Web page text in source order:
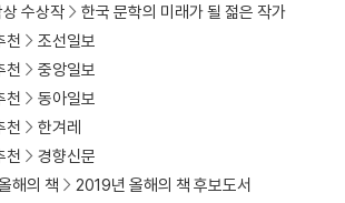
수상작
한국 문학의 미래가 될 젊은 작가
천
조선일보
천
중앙일보
천
동아일보
천
한겨레
천
경향신문
해의 책 2019년 올해의 책 후보도서